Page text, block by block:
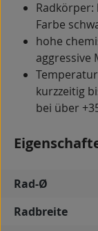
Farbe
hohe
aggressive
kurzzeitig
bei über
Rad-Ø
Radbreite